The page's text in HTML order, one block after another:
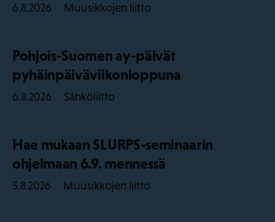
6.8.2026 Muusikkojen liitto
Pohjois-Suomen ay-päivät
pyhäinpäiväviikonloppuna
6.8.2026 Sähköliitto
Hae mukaan SLURPS-seminaarin
ohjelmaan 6.9. mennessä
5.8.2026 Muusikkojen liitto